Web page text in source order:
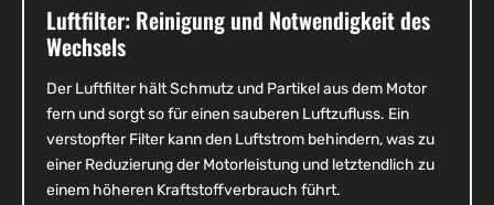
Luftfilter: Reinigung und Notwendigkeit des
Wechsels
Der Luftfilter hält Schmutz und Partikel aus dem Motor
fern und sorgt so für einen sauberen Luftzufluss. Ein
verstopfter Filter kann den Luftstrom behindern, was zu
einer Reduzierung der Motorleistung und letztendlich zu
einem höheren Kraftstoffverbrauch führt.